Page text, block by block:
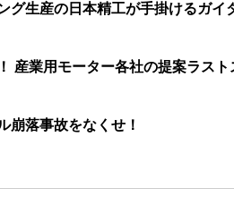
生産の日本精工が手掛けるガイ
産業用モーター各社の提案ラスト
崩落事故をなくせ！